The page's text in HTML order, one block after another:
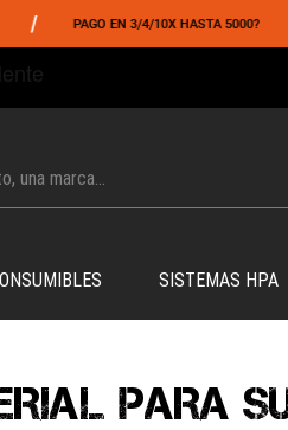
PAGO EN 3/4/10X HASTA 5000? /
SISTEMAS HPA
PARA